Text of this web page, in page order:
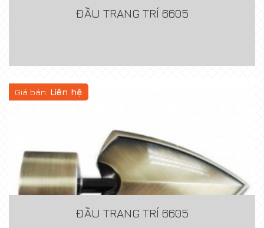
ĐẦU TRANG TRÍ 6605
Giá bán: Liên hệ
ĐẦU TRANG TRÍ 6605